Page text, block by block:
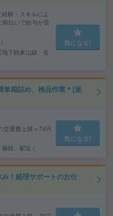
験・スキルによ
前払いで給与が受
下鉄東山線・名
気になる!
単箱詰め、検品作業＊[派
通費上限＝74円
枝」駅近く
気になる!
み！経理サポートのお仕